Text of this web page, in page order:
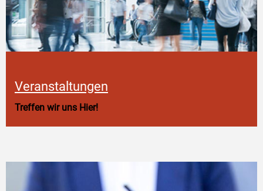
Veranstaltungen
Treffen wir uns Hier!